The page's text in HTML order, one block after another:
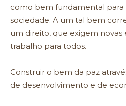
como bem fundamental para
sociedade. A um tal bem
um direito, que exigem novas
trabalho para todos.
Construir o bem da paz
de desenvolvimento e de